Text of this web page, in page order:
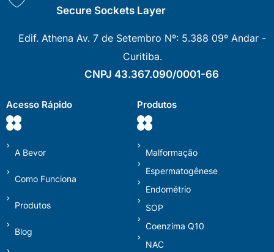
Secure Sockets Layer
Edif. Athena Av. 7 de Setembro Nº: 5.388 09º Andar -
Curitiba.
CNPJ 43.367.090/0001-66
Acesso Rápido
A Bevor
Como Funciona
Produtos
Blog
Produtos
Malformação
Espermatogênese
Endométrio
SOP
Coenzima Q10
NAC